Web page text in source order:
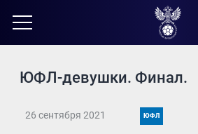
ЮФЛ-девушки. Финал.
26 сентября 2021 ЮФЛ